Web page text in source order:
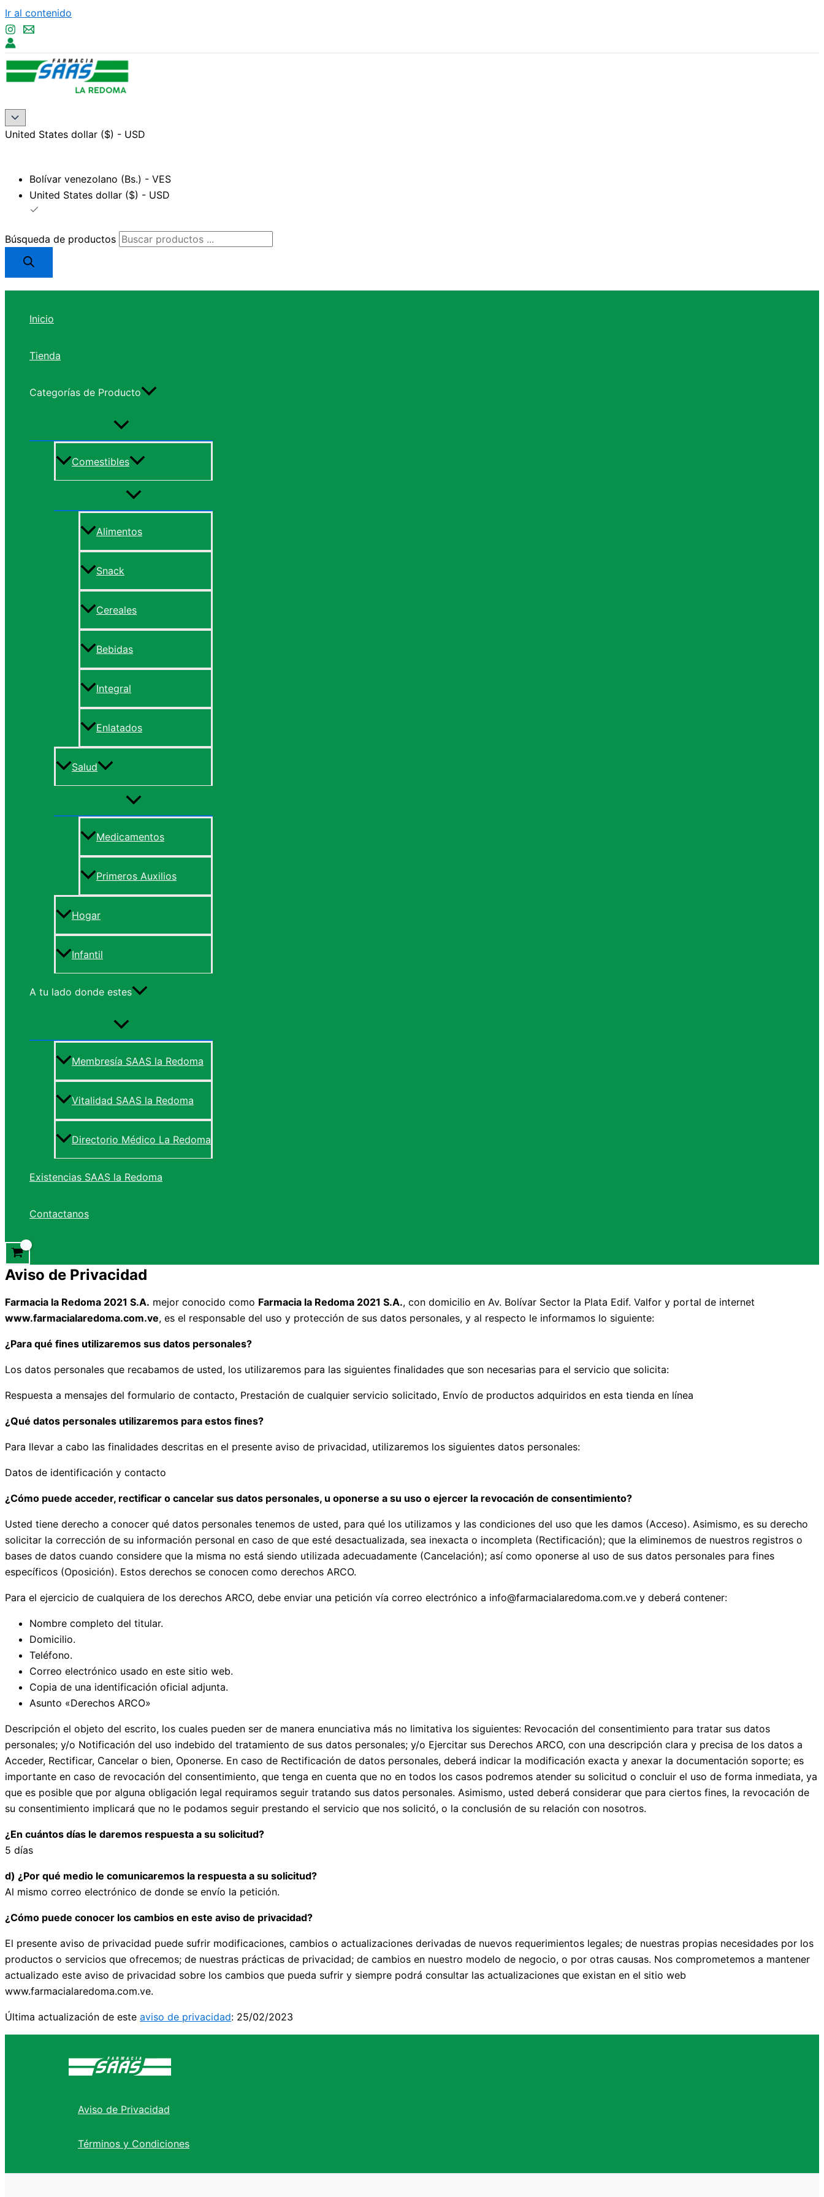
Ir al contenido
United States dollar ($) - USD
Bolívar venezolano (Bs.) - VES
United States dollar ($) - USD
Búsqueda de productos
Inicio
Tienda
Categorías de Producto
Comestibles
Alimentos
Snack
Cereales
Bebidas
Integral
Enlatados
Salud
Medicamentos
Primeros Auxilios
Hogar
Infantil
A tu lado donde estes
Membresía SAAS la Redoma
Vitalidad SAAS la Redoma
Directorio Médico La Redoma
Existencias SAAS la Redoma
Contactanos
Aviso de Privacidad
Farmacia la Redoma 2021 S.A. mejor conocido como Farmacia la Redoma 2021 S.A., con domicilio en Av. Bolívar Sector la Plata Edif. Valfor y portal de internet
www.farmacialaredoma.com.ve, es el responsable del uso y protección de sus datos personales, y al respecto le informamos lo siguiente:
¿Para qué fines utilizaremos sus datos personales?
Los datos personales que recabamos de usted, los utilizaremos para las siguientes finalidades que son necesarias para el servicio que solicita:
Respuesta a mensajes del formulario de contacto, Prestación de cualquier servicio solicitado, Envío de productos adquiridos en esta tienda en línea
¿Qué datos personales utilizaremos para estos fines?
Para llevar a cabo las finalidades descritas en el presente aviso de privacidad, utilizaremos los siguientes datos personales:
Datos de identificación y contacto
¿Cómo puede acceder, rectificar o cancelar sus datos personales, u oponerse a su uso o ejercer la revocación de consentimiento?
Usted tiene derecho a conocer qué datos personales tenemos de usted, para qué los utilizamos y las condiciones del uso que les damos (Acceso). Asimismo, es su derecho
solicitar la corrección de su información personal en caso de que esté desactualizada, sea inexacta o incompleta (Rectificación); que la eliminemos de nuestros registros o
bases de datos cuando considere que la misma no está siendo utilizada adecuadamente (Cancelación); así como oponerse al uso de sus datos personales para fines
específicos (Oposición). Estos derechos se conocen como derechos ARCO.
Para el ejercicio de cualquiera de los derechos ARCO, debe enviar una petición vía correo electrónico a info@farmacialaredoma.com.ve y deberá contener:
Nombre completo del titular.
Domicilio.
Teléfono.
Correo electrónico usado en este sitio web.
Copia de una identificación oficial adjunta.
Asunto «Derechos ARCO»
Descripción el objeto del escrito, los cuales pueden ser de manera enunciativa más no limitativa los siguientes: Revocación del consentimiento para tratar sus datos
personales; y/o Notificación del uso indebido del tratamiento de sus datos personales; y/o Ejercitar sus Derechos ARCO, con una descripción clara y precisa de los datos a
Acceder, Rectificar, Cancelar o bien, Oponerse. En caso de Rectificación de datos personales, deberá indicar la modificación exacta y anexar la documentación soporte; es
importante en caso de revocación del consentimiento, que tenga en cuenta que no en todos los casos podremos atender su solicitud o concluir el uso de forma inmediata, ya
que es posible que por alguna obligación legal requiramos seguir tratando sus datos personales. Asimismo, usted deberá considerar que para ciertos fines, la revocación de
su consentimiento implicará que no le podamos seguir prestando el servicio que nos solicitó, o la conclusión de su relación con nosotros.
¿En cuántos días le daremos respuesta a su solicitud?
5 días
d) ¿Por qué medio le comunicaremos la respuesta a su solicitud?
Al mismo correo electrónico de donde se envío la petición.
¿Cómo puede conocer los cambios en este aviso de privacidad?
El presente aviso de privacidad puede sufrir modificaciones, cambios o actualizaciones derivadas de nuevos requerimientos legales; de nuestras propias necesidades por los
productos o servicios que ofrecemos; de nuestras prácticas de privacidad; de cambios en nuestro modelo de negocio, o por otras causas. Nos comprometemos a mantener
actualizado este aviso de privacidad sobre los cambios que pueda sufrir y siempre podrá consultar las actualizaciones que existan en el sitio web
www.farmacialaredoma.com.ve.
Última actualización de este aviso de privacidad: 25/02/2023
Aviso de Privacidad
Términos y Condiciones